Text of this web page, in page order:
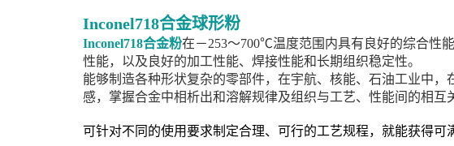
Inconel718合金球形粉
Inconel718合金粉在－253～700℃温度范围内具有良好的综合性
性能，以及良好的加工性能、焊接性能和长期组织稳定性。
能够制造各种形状复杂的零部件，在宇航、核能、石油工业中，
感，掌握合金中相析出和溶解规律及组织与工艺、性能间的相互
可针对不同的使用要求制定合理、可行的工艺规程，就能获得可